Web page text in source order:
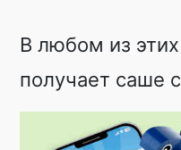
В любом из
получает саше